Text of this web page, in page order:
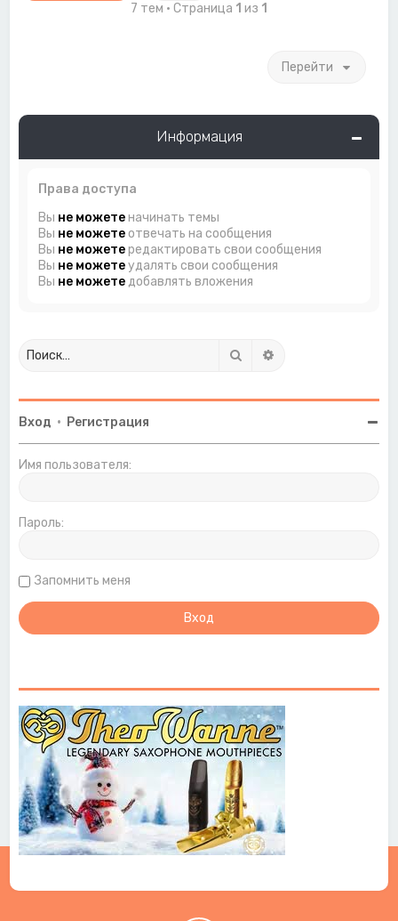
7 тем • Страница 1 из 1
Перейти
Информация
Права доступа
Вы не можетеначинать темы
Вы не можетеотвечать на сообщения
Вы не можетередактировать свои сообщения
Вы не можетеудалять свои сообщения
Вы не можетедобавлять вложения
Поиск
Вход • Регистрация
Имя пользователя:
Пароль:
Запомнить меня